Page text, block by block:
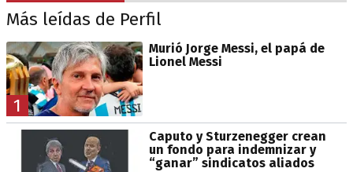
Más leídas de Perfil
1
Murió Jorge Messi, el papá de
Lionel Messi
Caputo y Sturzenegger crean
un fondo para indemnizar y
“ganar” sindicatos aliados